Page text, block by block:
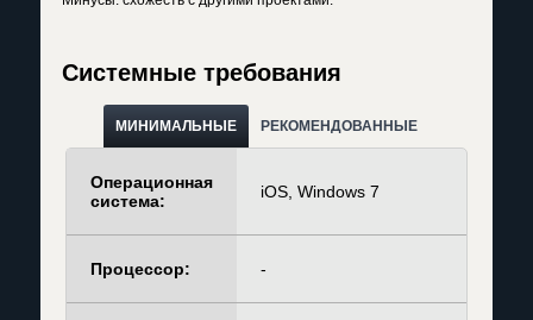
Системные требования
МИНИМАЛЬНЫЕ РЕКОМЕНДОВАННЫЕ
Операционная
система:
iOS, Windows 7
Процессор: -